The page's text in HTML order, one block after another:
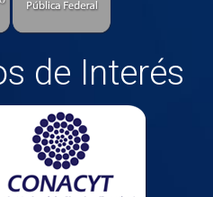
de Interés